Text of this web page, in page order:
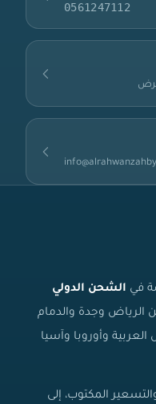
0561247112
في الشحن الدولي
الرياض وجدة والدمام
وأوروبا وآسيا
المكتوب، إلى